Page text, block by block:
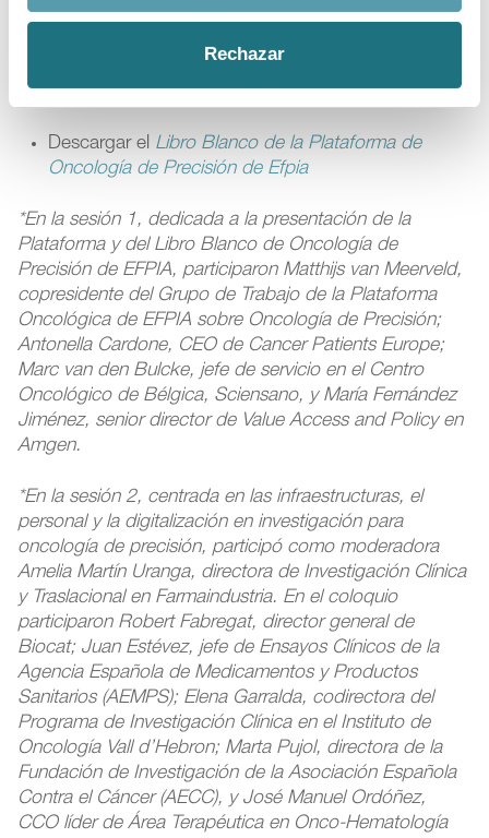
Rechazar
tratamientos, refuerce las infraestructuras y el talento, y
aporte marcos regulatorios y de financiación estables
los pacientes.
Descargar el Libro Blanco de la Plataforma de
Oncología de Precisión de Efpia
*En la sesión 1, dedicada a la presentación de la
Plataforma y del Libro Blanco de Oncología de
Precisión de EFPIA, participaron Matthijs van Meerveld,
copresidente del Grupo de Trabajo de la Plataforma
Oncológica de EFPIA sobre Oncología de Precisión;
Antonella Cardone, CEO de Cancer Patients Europe;
Marc van den Bulcke, jefe de servicio en el Centro
Oncológico de Bélgica, Sciensano, y María Fernández
Jiménez, senior director de Value Access and Policy en
Amgen.
*En la sesión 2, centrada en las infraestructuras, el
personal y la digitalización en investigación para
oncología de precisión, participó como moderadora
Amelia Martín Uranga, directora de Investigación Clínica
y Traslacional en Farmaindustria. En el coloquio
participaron Robert Fabregat, director general de
Biocat; Juan Estévez, jefe de Ensayos Clínicos de la
Agencia Española de Medicamentos y Productos
Sanitarios (AEMPS); Elena Garralda, codirectora del
Programa de Investigación Clínica en el Instituto de
Oncología Vall d’Hebron; Marta Pujol, directora de la
Fundación de Investigación de la Asociación Española
Contra el Cáncer (AECC), y José Manuel Ordóñez,
CCO líder de Área Terapéutica en Onco-Hematología